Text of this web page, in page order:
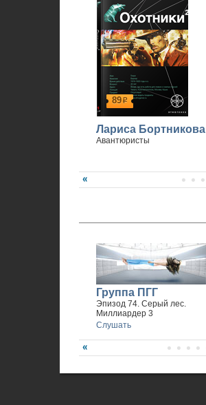
89р
Лариса Бортникова
Авантюристы
Группа ПГГ
Эпизод 74. Серый лес.
Миллиардер 3
Слушать